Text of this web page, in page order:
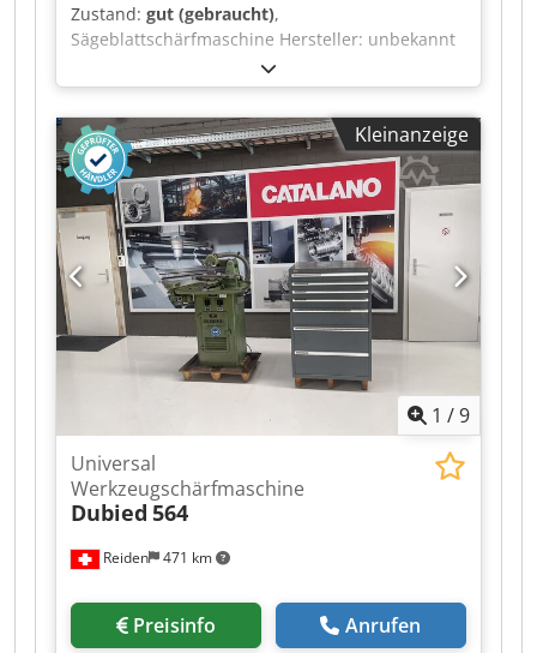
Zustand: gut (gebraucht),
Sägeblattschärfmaschine Hersteller: unbekannt
Kreissägendurchmesser: bis ca. 200 mm
Schleifscheiben: 160 x 15 mm Anschluss: kW
Maße Säge: 320 x 340 x 500 mm Maße
Unterschrank: 410 x 410 x 590 mm
Zubehör/Ausstattung: Zustand: gut Gewicht: 100
kg Abmaße: 410 x 410 x 1.100 mm Dwedpfxsy
Hgple Adyoa
Kleinanzeige
1 /9
Reiden 471 km
Universal
Werkzeugschärfmaschine
Dubied 564
Preisinfo Anrufen